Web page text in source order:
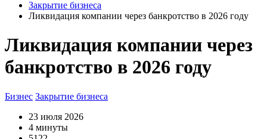
Закрытие бизнеса
Ликвидация компании через банкротство в 2026 году
Ликвидация компании через
банкротство в 2026 году
Бизнес Закрытие бизнеса
23 июля 2026
4 минуты